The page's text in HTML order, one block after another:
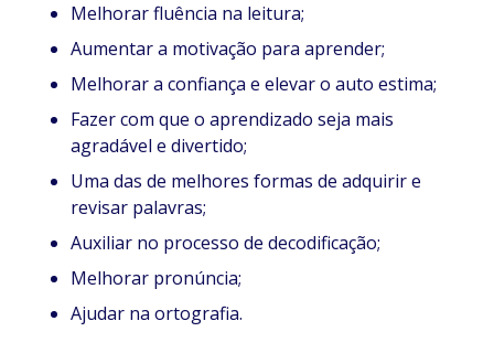
Melhorar fluência na leitura;
Aumentar a motivação para aprender;
Melhorar a confiança e elevar o auto estima;
Fazer com que o aprendizado seja mais
agradável e divertido;
Uma das de melhores formas de adquirir e
revisar palavras;
Auxiliar no processo de decodificação;
Melhorar pronúncia;
Ajudar na ortografia.